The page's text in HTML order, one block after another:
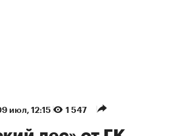
июл, 12:15 1 547